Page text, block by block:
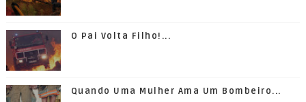
O Pai Volta Filho!...
Quando Uma Mulher Ama Um Bombeiro...